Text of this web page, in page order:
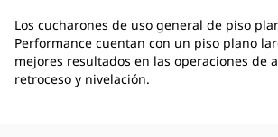
Los cucharones de uso general de piso
Performance cuentan con un piso plano
mejores resultados en las operaciones de
retroceso y nivelación.